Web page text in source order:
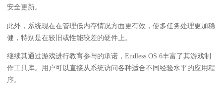
安全更新。
此外，系统现在在管理低内存情况方面更有效，使多任务处理更加稳
健，特别是在较旧或性能较差的硬件上。
继续其通过游戏进行教育参与的承诺，Endless OS 6丰富了其游戏制
作工具库。用户可以直接从系统访问各种适合不同经验水平的应用程
序。